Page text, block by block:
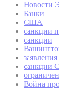
Новости
Банки
США
санкции
санкции
заявления
санкции
Война